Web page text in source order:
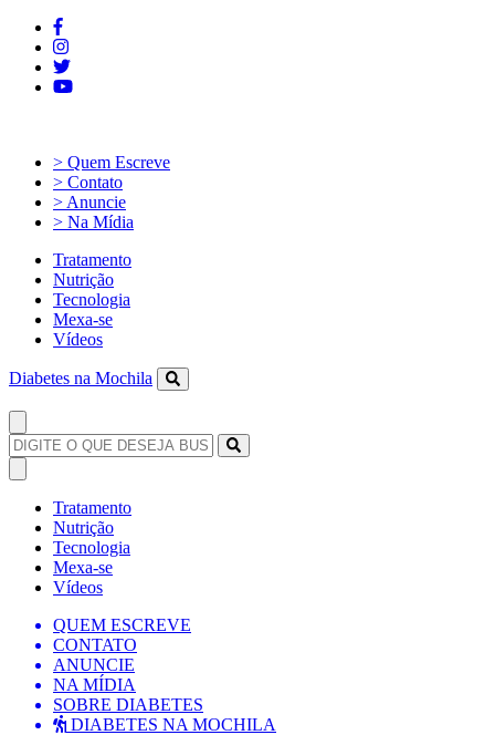
> Quem Escreve
> Contato
> Anuncie
> Na Mídia
Tratamento
Nutrição
Tecnologia
Mexa-se
Vídeos
Diabetes na Mochila
Tratamento
Nutrição
Tecnologia
Mexa-se
Vídeos
QUEM ESCREVE
CONTATO
ANUNCIE
NA MÍDIA
SOBRE DIABETES
DIABETES NA MOCHILA